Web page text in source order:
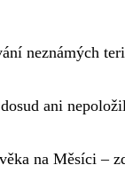
neznámých
ani
na Měsíci –